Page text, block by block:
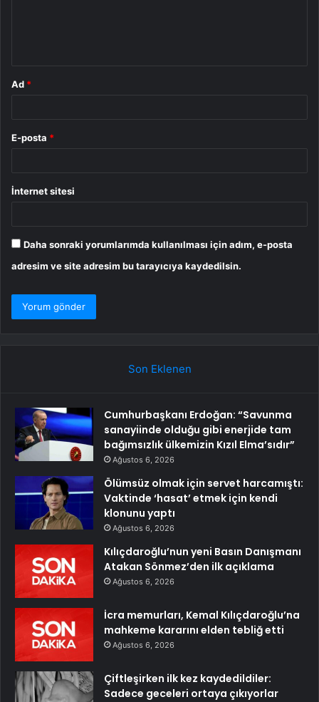
Ad *
E-posta *
İnternet sitesi
Daha sonraki yorumlarımda kullanılması için adım, e-posta
adresim ve site adresim bu tarayıcıya kaydedilsin.
Son Eklenen
Cumhurbaşkanı Erdoğan: “Savunma
sanayiinde olduğu gibi enerjide tam
bağımsızlık ülkemizin Kızıl Elma’sıdır”
Ağustos 6, 2026
Ölümsüz olmak için servet harcamıştı:
Vaktinde ‘hasat’ etmek için kendi
klonunu yaptı
Ağustos 6, 2026
Kılıçdaroğlu’nun yeni Basın Danışmanı
Atakan Sönmez’den ilk açıklama
Ağustos 6, 2026
İcra memurları, Kemal Kılıçdaroğlu’na
mahkeme kararını elden tebliğ etti
Ağustos 6, 2026
Çiftleşirken ilk kez kaydedildiler:
Sadece geceleri ortaya çıkıyorlar